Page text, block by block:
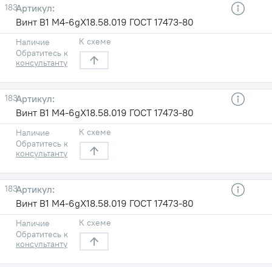
183
Винт В1 М4-6gХ18.58.019 ГОСТ 17473-80
Наличие
Обратитесь к
консультанту
К схеме
183
Винт В1 М4-6gХ18.58.019 ГОСТ 17473-80
Наличие
Обратитесь к
консультанту
К схеме
183
Винт В1 М4-6gХ18.58.019 ГОСТ 17473-80
Наличие
Обратитесь к
консультанту
К схеме